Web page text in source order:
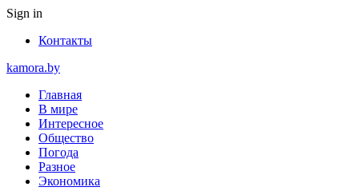
Sign in
Контакты
kamora.by
Главная
В мире
Интересное
Общество
Погода
Разное
Экономика